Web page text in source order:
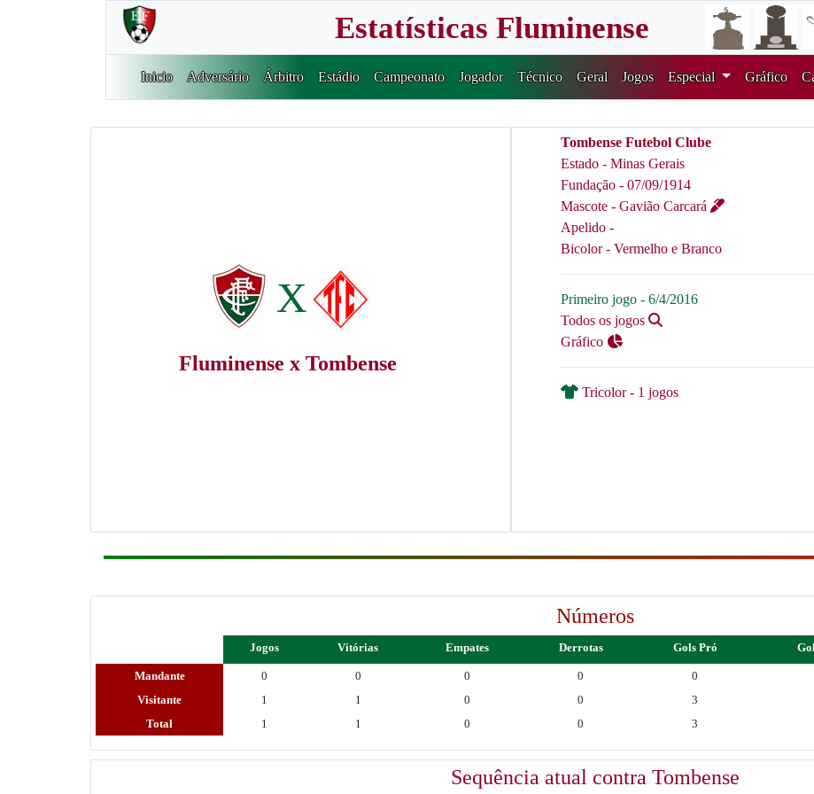
Estatísticas Fluminense
Inicio Adversário Árbitro Estádio Campeonato Jogador Técnico Geral Jogos Especial Gráfico
X
Fluminense x Tombense
Tombense Futebol Clube
Estado - Minas Gerais
Fundação - 07/09/1914
Mascote - Gavião Carcará
Apelido -
Bicolor - Vermelho e Branco
Primeiro jogo - 6/4/2016
Todos os jogos
Gráfico
Tricolor - 1 jogos
Números
Jogos Vitórias Empates Derrotas Gols Pró
Mandante 0 0 0 0 0
Visitante
1 1 0 0 3
Total
1 1 0 0 3
Sequência atual contra Tombense